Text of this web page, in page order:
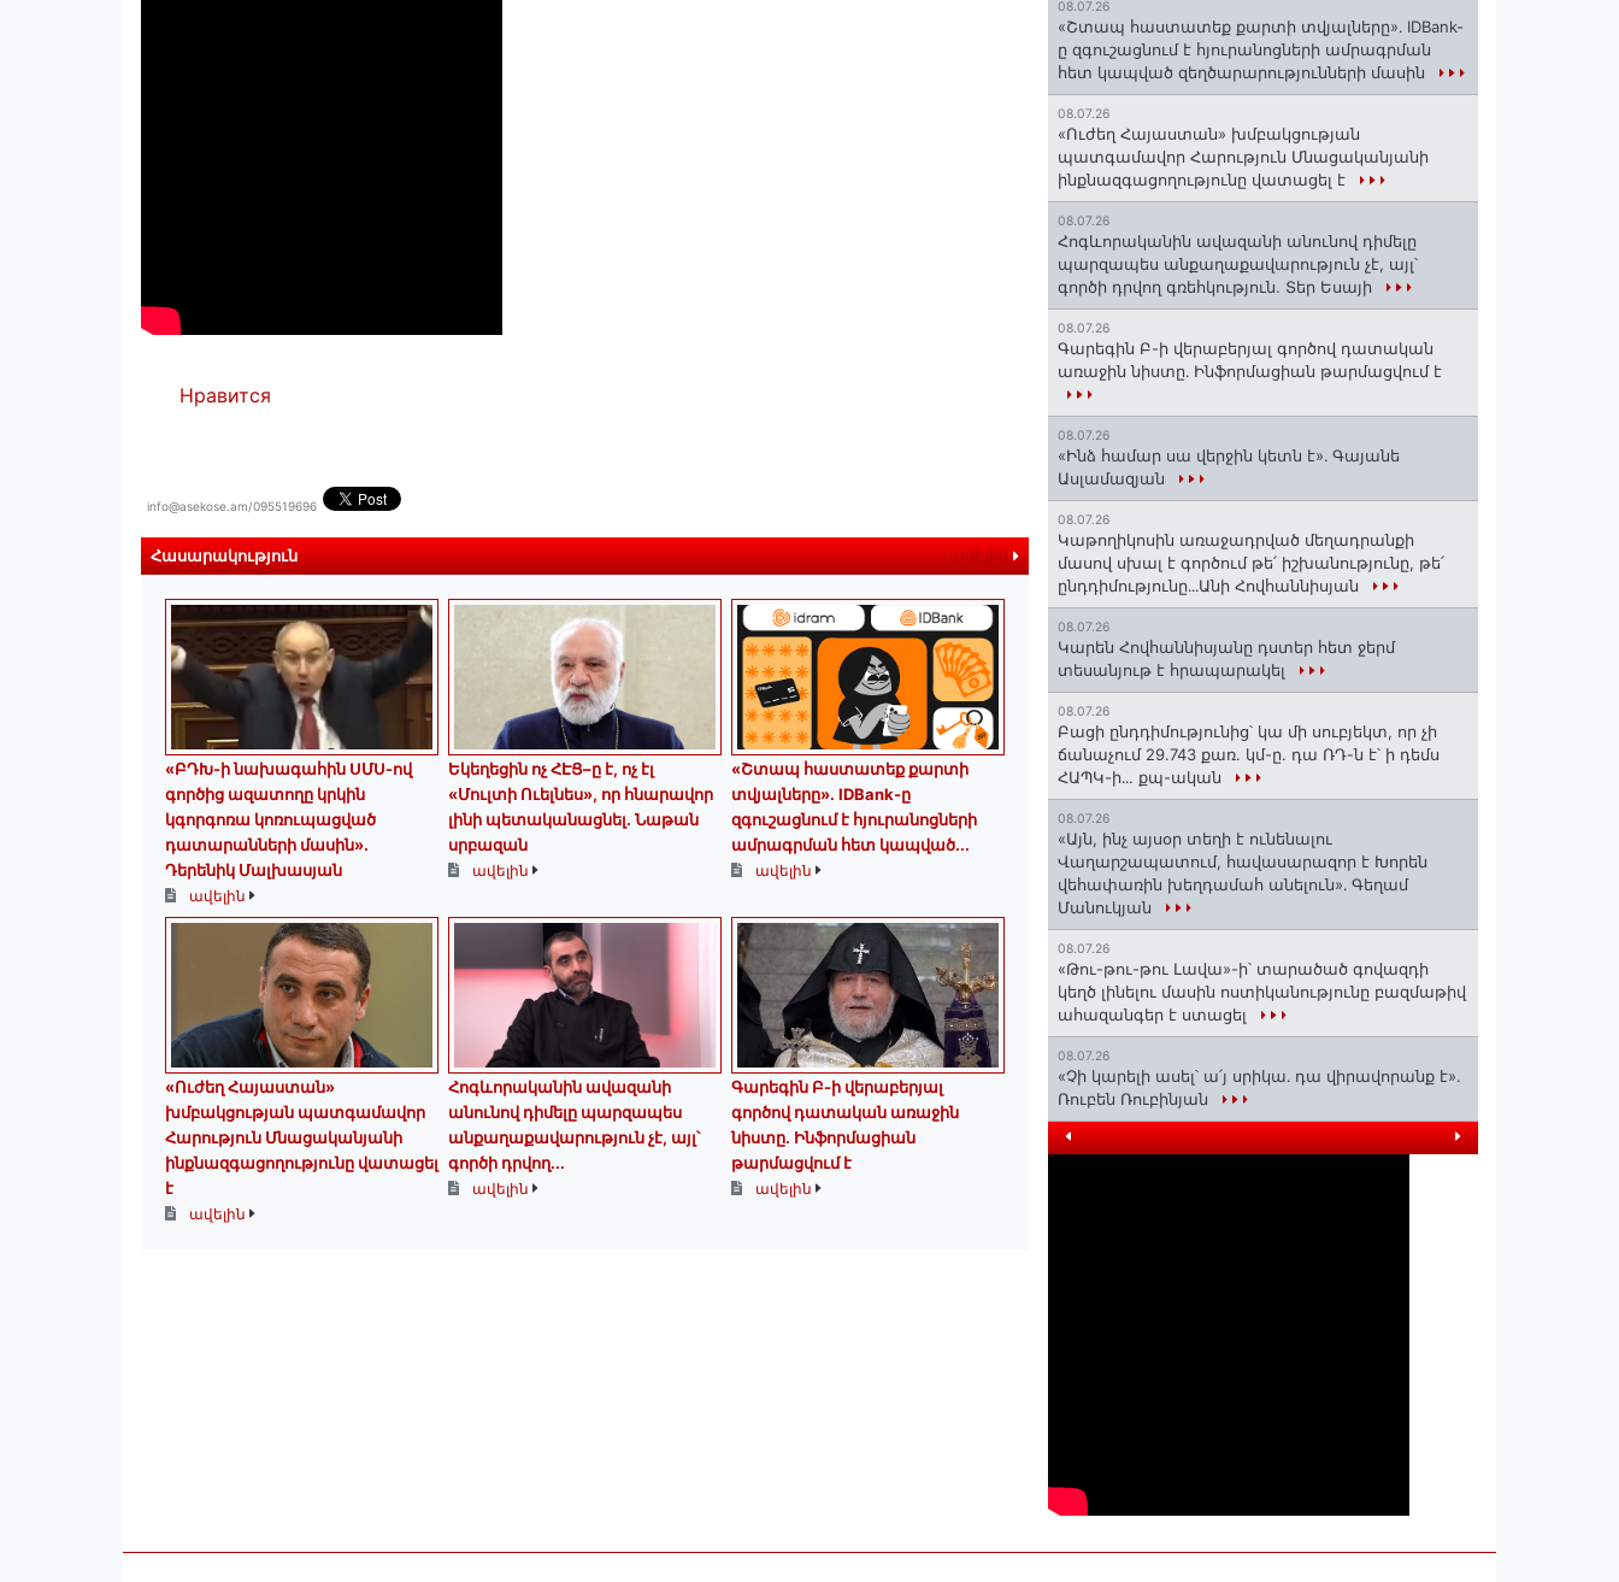
Нравится
info@asekose.am/095519696
Հասարակություն ավելին
«ԲԴԽ-ի նախագահին ՍՄՍ-ով
գործից ազատողը կրկին
կգորգոռա կոռուպացված
դատարանների մասին».
Դերենիկ Մալխասյան
ավելին
Եկեղեցին ոչ ՀԷՑ–ը է, ոչ էլ
«Մուլտի Ուելնես», որ հնարավոր
լինի պետականացնել. Նաթան
սրբազան
ավելին
«Շտապ հաստատեք քարտի
տվյալները»․ IDBank-ը
զգուշացնում է հյուրանոցների
ամրագրման հետ կապված...
ավելին
«Ուժեղ Հայաստան»
խմբակցության պատգամավոր
Հարություն Մնացականյանի
ինքնազգացողությունը վատացել
է
ավելին
Հոգևորականին ավազանի
անունով դիմելը պարզապես
անքաղաքավարություն չէ, այլ՝
գործի դրվող...
ավելին
Գարեգին Բ-ի վերաբերյալ
գործով դատական առաջին
նիստը․ Ինֆորմացիան
թարմացվում է
ավելին
08.07.26
«Շտապ հաստատեք քարտի տվյալները»․ IDBank-
ը զգուշացնում է հյուրանոցների ամրագրման
հետ կապված զեղծարարությունների մասին
08.07.26
«Ուժեղ Հայաստան» խմբակցության
պատգամավոր Հարություն Մնացականյանի
ինքնազգացողությունը վատացել է
08.07.26
Հոգևորականին ավազանի անունով դիմելը
պարզապես անքաղաքավարություն չէ, այլ՝
գործի դրվող գռեհկություն. Տեր Եսայի
08.07.26
Գարեգին Բ-ի վերաբերյալ գործով դատական
առաջին նիստը․ Ինֆորմացիան թարմացվում է
08.07.26
«Ինձ համար սա վերջին կետն է»․ Գայանե
Ասլամազյան
08.07.26
Կաթողիկոսին առաջադրված մեղադրանքի
մասով սխալ է գործում թե՛ իշխանությունը, թե՛
ընդդիմությունը․․․Անի Հովհաննիսյան
08.07.26
Կարեն Հովհաննիսյանը դստեր հետ ջերմ
տեսանյութ է հրապարակել
08.07.26
Բացի ընդդիմությունից՝ կա մի սուբյեկտ, որ չի
ճանաչում 29.743 քառ. կմ-ը. դա ՌԴ-ն է՝ ի դեմս
ՀԱՊԿ-ի․․. քպ-ական
08.07.26
«Այն, ինչ այսօր տեղի է ունենալու
Վաղարշապատում, հավասարազոր է Խորեն
վեհափառին խեղդամահ անելուն»․ Գեղամ
Մանուկյան
08.07.26
«Թու-թու-թու Լավա»-ի՝ տարածած գովազդի
կեղծ լինելու մասին ոստիկանությունը բազմաթիվ
ահազանգեր է ստացել
08.07.26
«Չի կարելի ասել՝ ա՛յ սրիկա․ դա վիրավորանք է»․
Ռուբեն Ռուբինյան